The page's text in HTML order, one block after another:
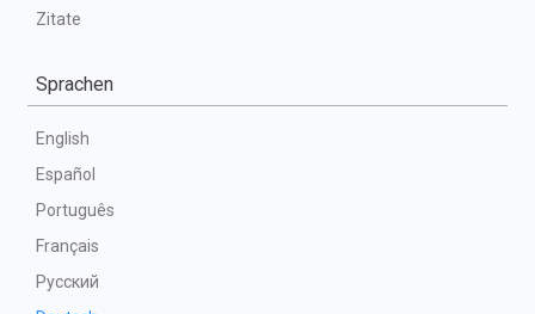
Zitate
Sprachen
English
Español
Português
Français
Русский